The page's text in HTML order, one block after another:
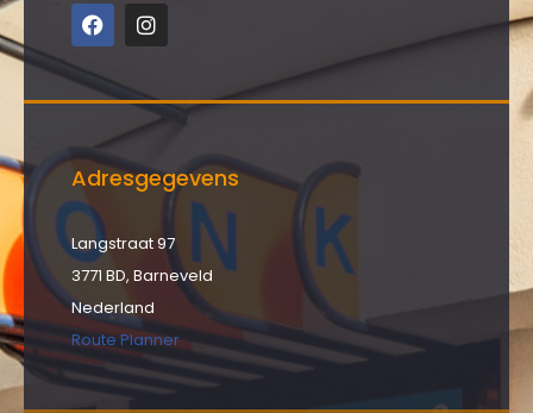
Adresgegevens
Langstraat 97
3771 BD, Barneveld
Nederland
Route Planner